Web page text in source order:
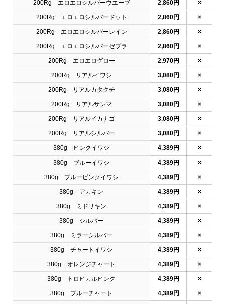
200Rg エロエロシルバーウエーブ 2,860円 ×
200Rg エロエロシルバードット 2,860円 ×
200Rg エロエロシルバーレイン 2,860円 ×
200Rg エロエロシルバーゼブラ 2,860円 ×
200Rg エロエログロー 2,970円 ×
200Rg リアルイワシ 3,080円 ×
200Rg リアルカタクチ 3,080円 ×
200Rg リアルサンマ 3,080円 ×
200Rg リアルイカナゴ 3,080円 ×
200Rg リアルシルバー 3,080円 ×
380g ピンクイワシ 4,389円 ×
380g ブルーイワシ 4,389円 ×
380g ブルーピンクイワシ 4,389円 ×
380g アカキン 4,389円 ×
380g ミドリキン 4,389円 ×
380g シルバー 4,389円 ×
380g ミラーシルバー 4,389円 ×
380g チャートイワシ 4,389円 ×
380g オレンジチャート 4,389円 ×
380g トロピカルピンク 4,389円 ×
380g ブルーチャート 4,389円 ×